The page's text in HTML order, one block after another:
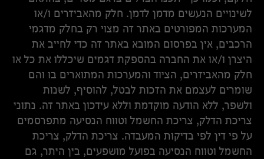
לשינויים הנעשים מדמן לדמן. חלק מהאביזרים ו/או
המערכות המפורטים באתר זה מצוי רק בחלק מדגמי
הרכבים, אין בפרסום המובא באתר זה כדי לחייב את
היצרן ו/או את החברה בהספקת דגמים שיכללו את כל או
חלק מהאביזרים, הציוד והמערכות המתוארים בו והם
שומרים לעצמם את הזכות לבטל, להוסיף, לשנות
ולשפר, ללא הודעה מוקדמת וללא עידכון באתר זה. נתוני
צריכת הדלק, צריכת החשמל וטווח הנסיעה מתפרסמים
על פי דין לפי בדיקות המעבדה. צריכת הדלק, צריכת
החשמל וטווח הנסיעה בפועל מושפעים, בין היתר, גם